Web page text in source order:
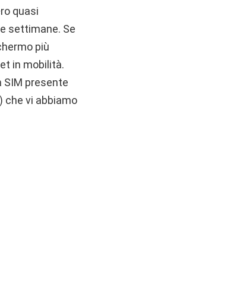
quasi
settimane. Se
più
in mobilità.
SIM presente
che vi abbiamo